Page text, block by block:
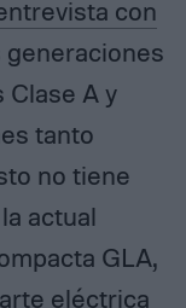
con
generaciones
Clase A y
tanto
no tiene
actual
GLA,
eléctrica